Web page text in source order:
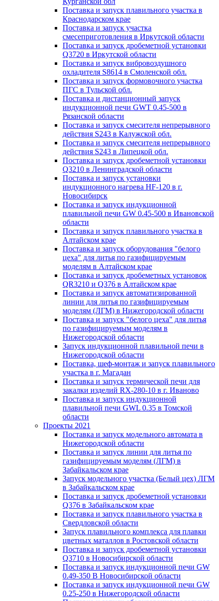
Поставка и запуск плавильного участка в
Краснодарском крае
Поставка и запуск участка
смесеприготовления в Иркутской области
Поставка и запуск дробеметной установки
Q3720 в Иркутской области
Поставка и запуск вибровоздушного
охладителя S8614 в Смоленской обл.
Поставка и запуск формовочного участка
ПГС в Тульской обл.
Поставка и дистанционный запуск
индукционной печи GWT 0.45-500 в
Рязанской области
Поставка и запуск смесителя непрерывного
действия S243 в Калужской обл.
Поставка и запуск смесителя непрерывного
действия S243 в Липецкой обл.
Поставка и запуск дробеметной установки
Q3210 в Ленинградской области
Поставка и запуск установки
индукционного нагрева HF-120 в г.
Новосибирск
Поставка и запуск индукционной
плавильной печи GW 0.45-500 в Ивановской
области
Поставка и запуск плавильного участка в
Алтайском крае
Поставка и запуск оборудования "белого
цеха" для литья по газифицируемым
моделям в Алтайском крае
Поставка и запуск дробеметных установок
QR3210 и Q376 в Алтайском крае
Поставка и запуск автоматизированной
линии для литья по газифицируемым
моделям (ЛГМ) в Нижегородской области
Поставка и запуск "белого цеха" для литья
по газифицируемым моделям в
Нижегородской области
Запуск индукционной плавильной печи в
Нижегородской области
Поставка, шеф-монтаж и запуск плавильного
участка в г. Магадан
Поставка и запуск термической печи для
закалки изделий RX-280-10 в г. Иваново
Поставка и запуск индукционной
плавильной печи GWL 0.35 в Томской
области
Проекты 2021
Поставка и запуск модельного автомата в
Нижегородской области
Поставка и запуск линии для литья по
газифицируемым моделям (ЛГМ) в
Забайкальском крае
Запуск модельного участка (Белый цех) ЛГМ
в Забайкальском крае
Поставка и запуск дробеметной установки
Q376 в Забайкальском крае
Поставка и запуск плавильного участка в
Свердловской области
Запуск плавильного комплекса для плавки
цветных маталлов в Ростовской области
Поставка и запуск дробеметной установки
Q3710 в Новосибирской области
Поставка и запуск индукционной печи GW
0.49-350 В Новосибирской области
Поставка и запуск индукционной печи GW
0.25-250 в Нижегородской области